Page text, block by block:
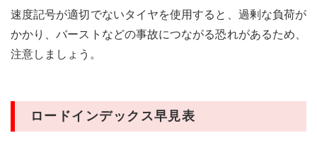
速度記号が適切でないタイヤを使用すると、過剰な負荷が
かかり、バーストなどの事故につながる恐れがあるため、
注意しましょう。
ロードインデックス早見表